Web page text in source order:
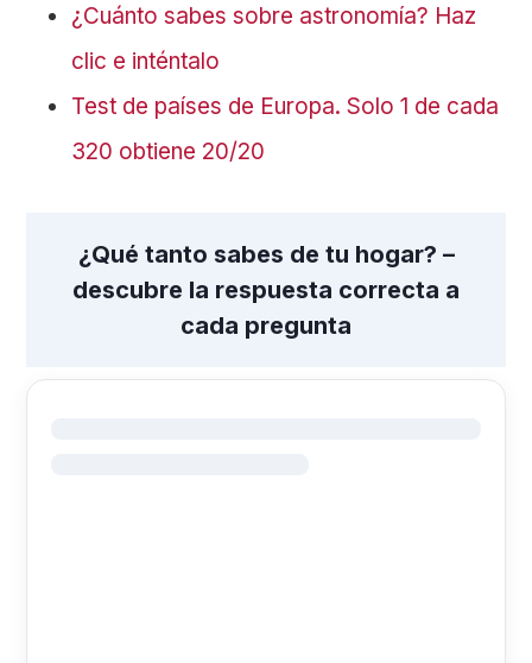
¿Cuánto sabes sobre astronomía? Haz
clic e inténtalo
Test de países de Europa. Solo 1 de cada
320 obtiene 20/20
¿Qué tanto sabes de tu hogar? –
descubre la respuesta correcta a
cada pregunta